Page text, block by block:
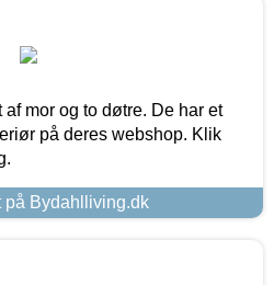
mor og to døtre. De har et
på deres webshop. Klik
på Bydahlliving.dk